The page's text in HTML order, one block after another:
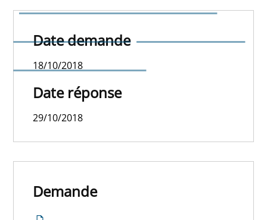
mandataires pour exercer
le droit de vote
Date demande
18/10/2018
Date réponse
29/10/2018
Demande